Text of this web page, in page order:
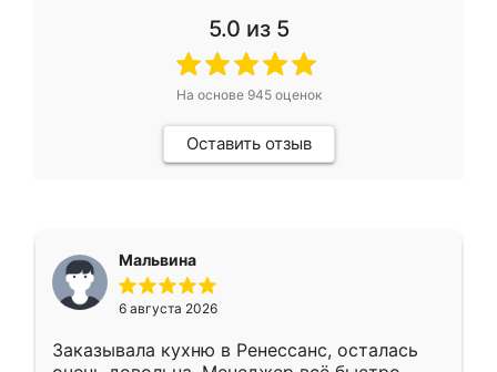
5.0 из 5
На основе 945оценок
Оставить отзыв
Мальвина
6 августа 2026
Заказывала кухню в Ренессанс, осталась